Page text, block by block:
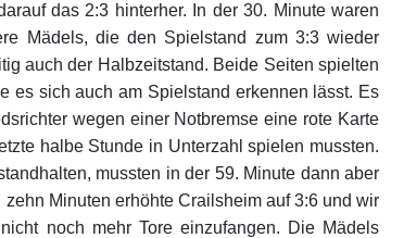
das 2:3 hinterher. In der 30. Minute waren
Mädels, die den Spielstand zum 3:3 wieder
auch der Halbzeitstand. Beide Seiten spielten
es sich auch am Spielstand erkennen lässt. Es
wegen einer Notbremse eine rote Karte
halbe Stunde in Unterzahl spielen mussten.
mussten in der 59. Minute dann aber
Minuten erhöhte Crailsheim auf 3:6 und wir
noch mehr Tore einzufangen. Die Mädels